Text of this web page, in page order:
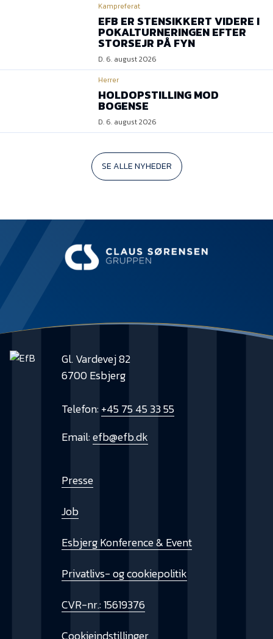
Kampreferat
EFB ER STENSIKKERT VIDERE I
POKALTURNERINGEN EFTER
STORSEJR PÅ FYN
D. 6. august 2026
Herrer
HOLDOPSTILLING MOD
BOGENSE
D. 6. august 2026
SE ALLE NYHEDER
Gl. Vardevej 82
6700 Esbjerg
Telefon:+45 75 45 33 55
Email:efb@efb.dk
Presse
Job
Esbjerg Konference & Event
Privatlivs- og cookiepolitik
CVR-nr.: 15619376